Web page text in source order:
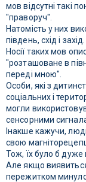
мов відсутні такі
"праворуч".
Натомість у них
південь, схід і захід.
Носії таких мов
"розташоване в
переді мною".
Особи, які з
соціальних і
могли
сенсорними
Інакше кажучи,
свою
Тож, їх було б дуже
Але якщо
пережитком